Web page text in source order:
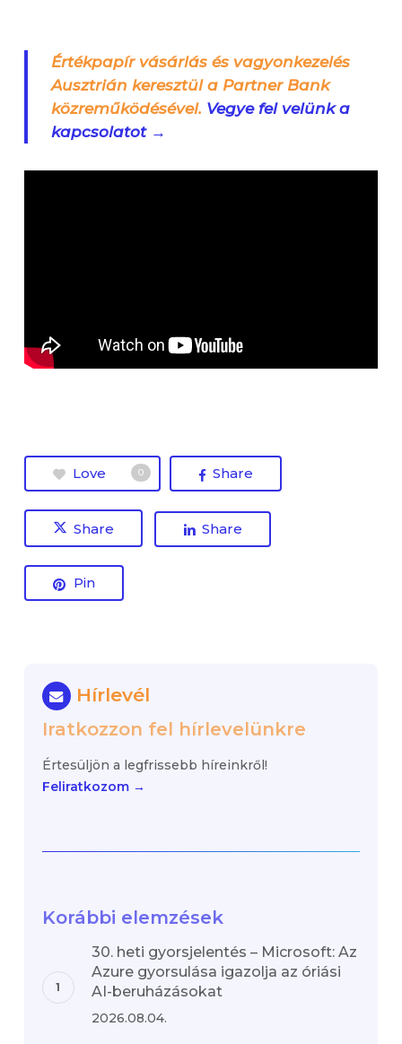
Értékpapír vásárlás és vagyonkezelés
Ausztrián keresztül a Partner Bank
közreműködésével. Vegye fel velünk a
kapcsolatot →
Love 0 Share
Share Share
Pin
Hírlevél
Iratkozzon fel hírlevelünkre
Értesüljön a legfrissebb híreinkről!
Feliratkozom →
Korábbi elemzések
30. heti gyorsjelentés – Microsoft: Az
Azure gyorsulása igazolja az óriási
AI-beruházásokat
2026.08.04.